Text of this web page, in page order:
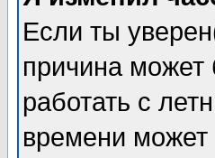
Если ты
причина
работать с
времени может